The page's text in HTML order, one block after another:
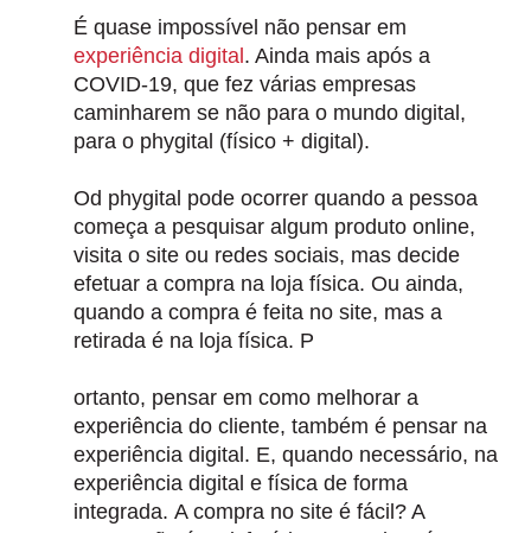
É quase impossível não pensar em
experiência digital. Ainda mais após a
COVID-19, que fez várias empresas
caminharem se não para o mundo digital,
para o phygital (físico + digital).
Od phygital pode ocorrer quando a pessoa
começa a pesquisar algum produto online,
visita o site ou redes sociais, mas decide
efetuar a compra na loja física. Ou ainda,
quando a compra é feita no site, mas a
retirada é na loja física. P
ortanto, pensar em como melhorar a
experiência do cliente, também é pensar na
experiência digital. E, quando necessário, na
experiência digital e física de forma
integrada.A compra no site é fácil? A